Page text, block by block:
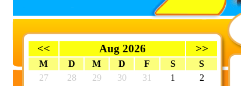
<< Aug 2026 >>
M D M D F S
S
27
28 29 30 31 1
2